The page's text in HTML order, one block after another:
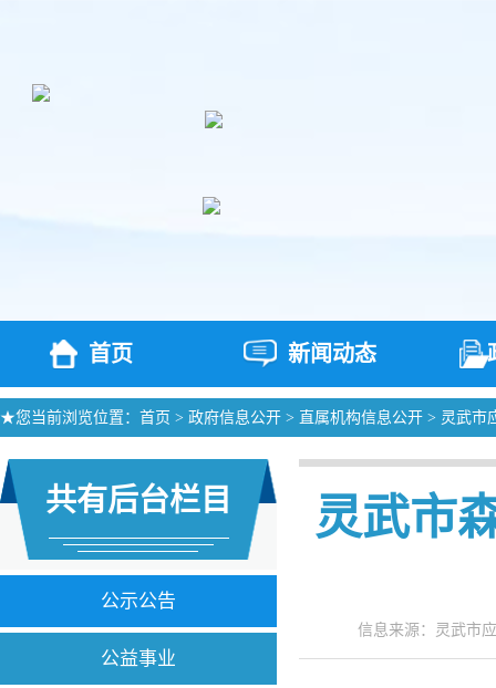
首页 新闻动态
★您当前浏览位置： 首页 > 政府信息公开 > 直属机构信息公开 > 灵武市
共有后台栏目
公示公告
公益事业
灵武市
信息来源：灵武